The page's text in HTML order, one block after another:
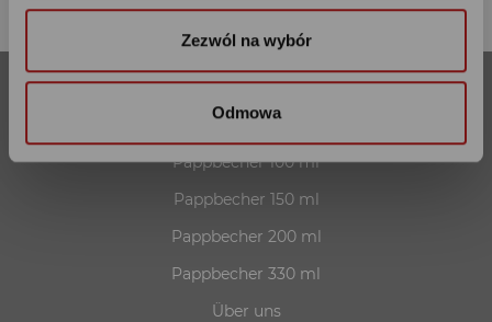
Zezwól na wybór
Odmowa
Unser Angebot
Pappbecher 100 ml
Pappbecher 150 ml
Pappbecher 200 ml
Pappbecher 330 ml
Über uns